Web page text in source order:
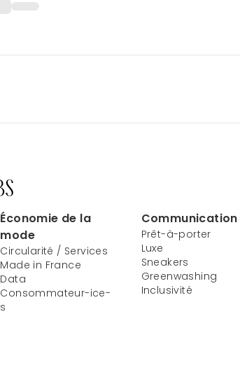
Économie de la
mode
Circularité / Services
Made in France
Data
Consommateur-ice-
s
Communication
Prêt-à-porter
Luxe
Sneakers
Greenwashing
Inclusivité